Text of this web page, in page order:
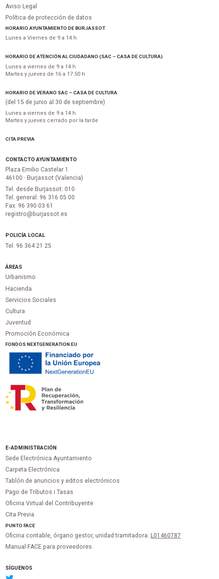
Aviso Legal
Política de protección de datos
HORARIO AYUNTAMIENTO DE BURJASSOT
Lunes a Viernes de 9 a 14 h
HORARIO DE ATENCIÓN AL CIUDADANO (SAC – CASA DE CULTURA)
Lunes a viernes de 9 a 14 h
Martes y jueves de 16 a 17:50 h
HORARIO DE VERANO SAC – CASA DE CULTURA
(del 15 de junio al 30 de septiembre)
Lunes a viernes de 9 a 14 h
Martes y jueves cerrado por la tarde
CITA PREVIA
CONTACTO AYUNTAMIENTO
Plaza Emilio Castelar 1
46100 · Burjassot (Valencia)
Tel. desde Burjassot: 010
Tel. general: 96 316 05 00
Fax. 96 390 03 61
registro@burjassot.es
POLICÍA LOCAL
Tel. 96 364 21 25
ÁREAS
Urbanismo
Hacienda
Servicios Sociales
Cultura
Juventud
Promoción Económica
FONDOS NEXTGENERATION EU
E-ADMINISTRACIÓN
Sede Electrónica Ayuntamiento
Carpeta Electrónica
Tablón de anuncios y editos electrónicos
Pago de Tributos i Tasas
Oficina Virtual del Contribuyente
Cita Previa
PUNTOFACE
Oficina contable, órgano gestor, unidad tramitadora: L01460787
Manual FACE para proveedores
SÍGUENOS